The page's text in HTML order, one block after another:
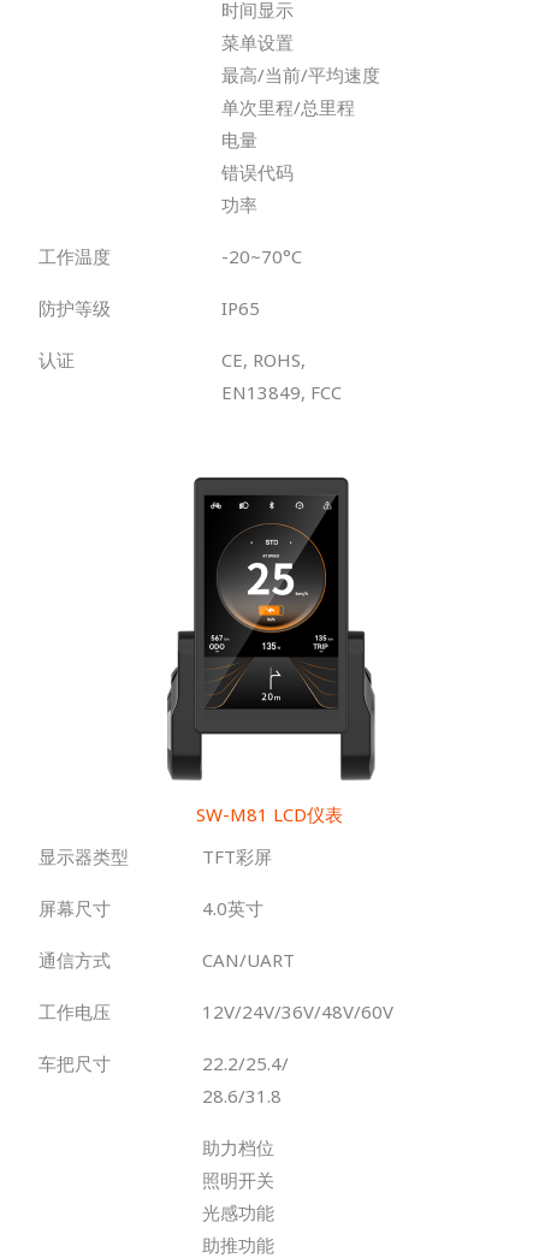
时间显示
菜单设置
最高/当前/平均速度
单次里程/总里程
电量
错误代码
功率
工作温度 -20~70°C
防护等级 IP65
认证
CE, ROHS,
EN13849, FCC
SW-M81 LCD仪表
显示器类型
TFT彩屏
屏幕尺寸 4.0英寸
通信方式 CAN/UART
工作电压 12V/24V/36V/48V/60V
车把尺寸
22.2/25.4/
28.6/31.8
助力档位
照明开关
光感功能
助推功能